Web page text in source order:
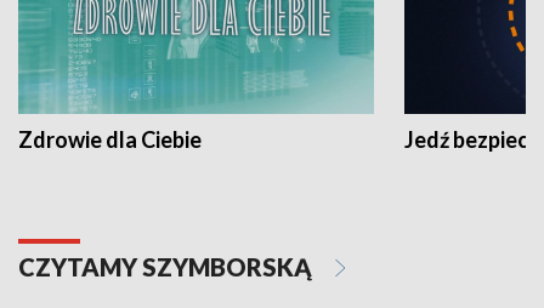
Zdrowie dla Ciebie Jedź
CZYTAMY SZYMBORSKĄ